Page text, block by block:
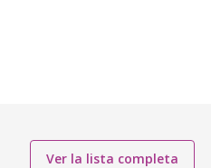
Ver la lista completa